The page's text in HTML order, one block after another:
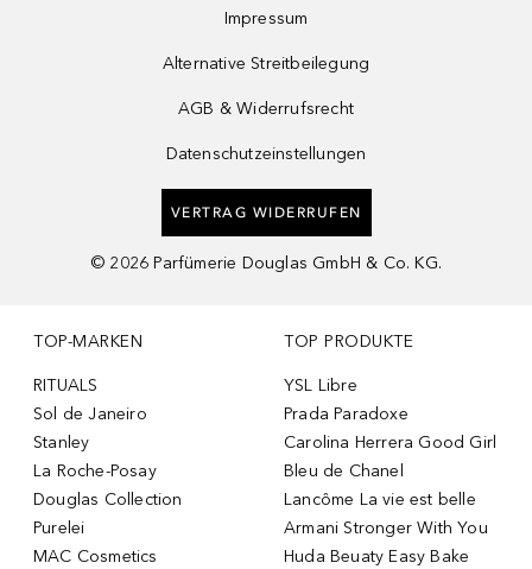
Impressum
Alternative Streitbeilegung
AGB & Widerrufsrecht
Datenschutzeinstellungen
VERTRAG WIDERRUFEN
© 2026 Parfümerie Douglas GmbH & Co. KG.
TOP-MARKEN
RITUALS
Sol de Janeiro
Stanley
La Roche-Posay
Douglas Collection
Purelei
MAC Cosmetics
TOP PRODUKTE
YSL Libre
Prada Paradoxe
Carolina Herrera Good Girl
Bleu de Chanel
Lancôme La vie est belle
Armani Stronger With You
Huda Beuaty Easy Bake